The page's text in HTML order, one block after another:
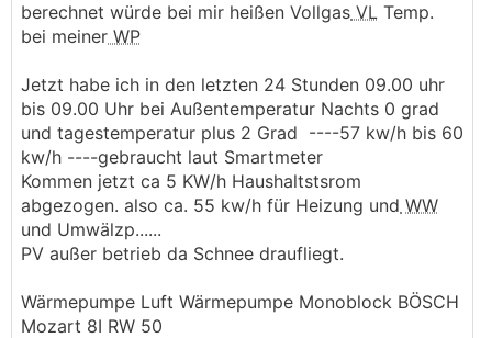
berechnet würde bei mir heißen Vollgas VL Temp.
bei meiner WP
Jetzt habe ich in den letzten 24 Stunden 09.00 uhr
bis 09.00 Uhr bei Außentemperatur Nachts 0 grad
und tagestemperatur plus 2 Grad ----57 kw/h bis 60
kw/h ----gebraucht laut Smartmeter
Kommen jetzt ca 5 KW/h Haushaltstsrom
abgezogen. also ca. 55 kw/h für Heizung und WW
und Umwälzp......
PV außer betrieb da Schnee draufliegt.
Wärmepumpe Luft Wärmepumpe Monoblock BÖSCH
Mozart 8I RW 50